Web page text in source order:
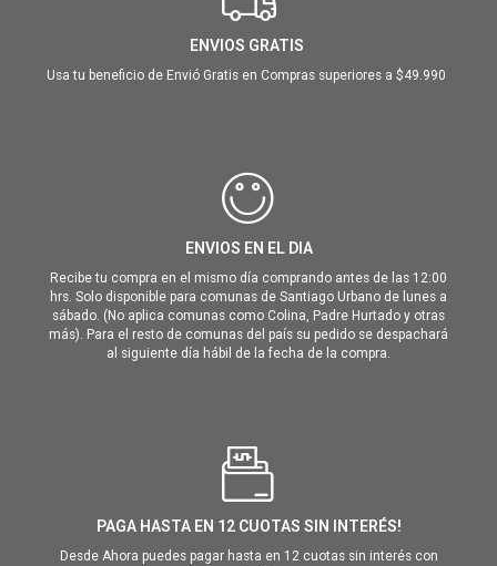
ENVIOS GRATIS
Usa tu beneficio de Envió Gratis en Compras superiores a $49.990
ENVIOS EN EL DIA
Recibe tu compra en el mismo día comprando antes de las 12:00
hrs. Solo disponible para comunas de Santiago Urbano de lunes a
sábado. (No aplica comunas como Colina, Padre Hurtado y otras
más). Para el resto de comunas del país su pedido se despachará
al siguiente día hábil de la fecha de la compra.
PAGA HASTA EN 12 CUOTAS SIN INTERÉS!
Desde Ahora puedes pagar hasta en 12 cuotas sin interés con